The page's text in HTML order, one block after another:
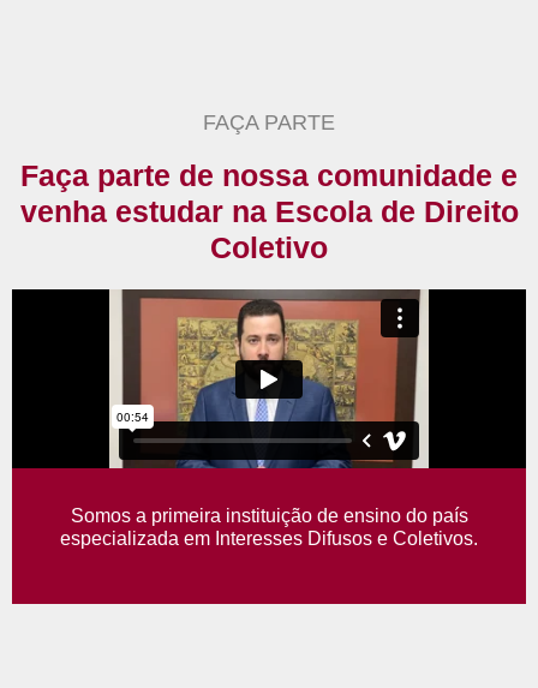
FAÇA PARTE
Faça parte de nossa comunidade e
venha estudar na Escola de Direito
Coletivo
Somos a primeira instituição de ensino do país
especializada em Interesses Difusos e Coletivos.